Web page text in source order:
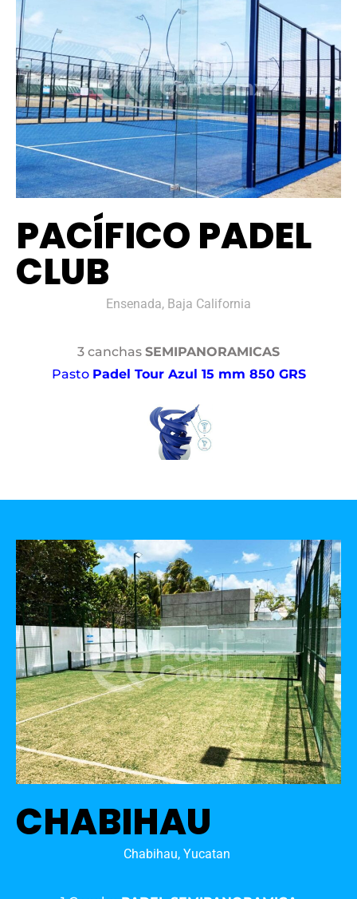
PACÍFICO PADEL
CLUB
Ensenada, Baja California
3 canchas SEMIPANORAMICAS
Pasto Padel Tour Azul 15 mm 850 GRS
CHABIHAU
Chabihau, Yucatan